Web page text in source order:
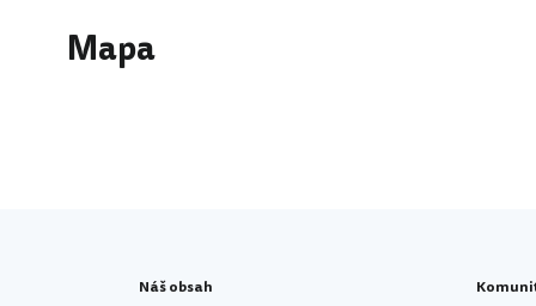
Mapa
Náš obsah